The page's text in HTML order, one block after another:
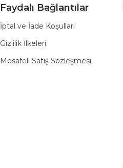
Faydalı Bağlantılar
İptal ve İade Koşulları
Gizlilik İlkeleri
Mesafeli Satış Sözleşmesi